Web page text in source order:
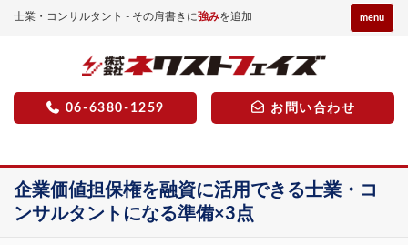
士業・コンサルタント - その肩書きに強みを追加 menu
06-6380-1259 お問い合わせ
企業価値担保権を融資に活用できる士業・コ
ンサルタントになる準備×3点